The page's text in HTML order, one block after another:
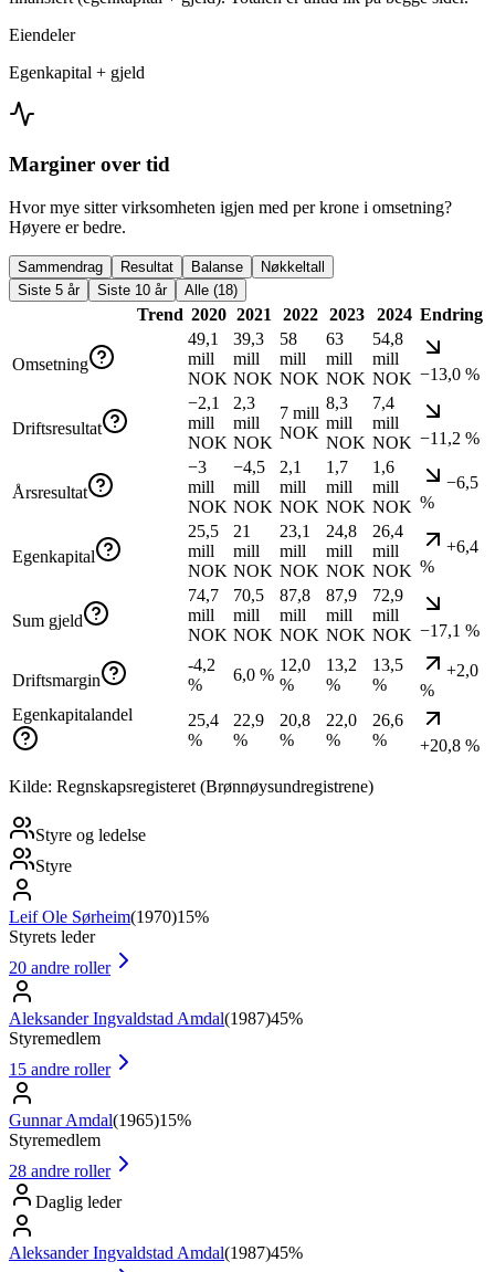
Eiendeler
Egenkapital + gjeld
Marginer over tid
Hvor mye sitter virksomheten igjen med per krone i omsetning?
Høyere er bedre.
Sammendrag Resultat Balanse
Nøkkeltall
Siste 5 år
Siste 10 år Alle (18)
Trend 2020 2021 2022 2023 2024 Endring
Omsetning
49,1
mill
NOK
39,3
mill
NOK
58
mill
NOK
63
mill
NOK
54,8
mill
NOK −13,0 %
Driftsresultat
−2,1
mill
NOK
2,3
mill
NOK
7 mill
NOK
8,3
mill
NOK
7,4
mill
NOK −11,2 %
Årsresultat
−3
mill
NOK
−4,5
mill
NOK
2,1
mill
NOK
1,7
mill
NOK
1,6
mill
NOK
−6,5
%
Egenkapital
25,5
mill
NOK
21
mill
NOK
23,1
mill
NOK
24,8
mill
NOK
26,4
mill
NOK
+6,4
%
Sum gjeld
74,7
mill
NOK
70,5
mill
NOK
87,8
mill
NOK
87,9
mill
NOK
72,9
mill
NOK −17,1 %
Driftsmargin
-4,2
%
6,0 %
12,0
%
13,2
%
13,5
%
+2,0
%
Egenkapitalandel
25,4
%
22,9
%
20,8
%
22,0
%
26,6
%
+20,8 %
Kilde: Regnskapsregisteret (Brønnøysundregistrene)
Styre og ledelse
Styre
Leif Ole Sørheim(1970)15%
Styrets leder
20 andre roller
Aleksander Ingvaldstad Amdal(1987)45%
Styremedlem
15 andre roller
Gunnar Amdal(1965)15%
Styremedlem
28 andre roller
Daglig leder
Aleksander Ingvaldstad Amdal(1987)45%